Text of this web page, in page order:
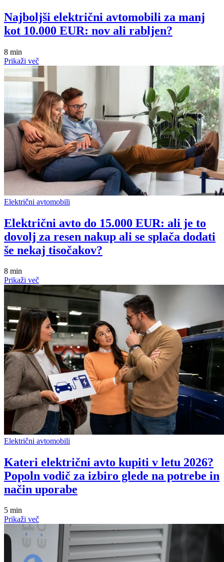
Najboljši električni avtomobili za manj
kot 10.000 EUR: nov ali rabljen?
8 min
Prikaži več
Električni avtomobili
Električni avto do 15.000 EUR: ali je to
dovolj za resen nakup ali se splača dodati
še nekaj tisočakov?
8 min
Prikaži več
Električni avtomobili
Kateri električni avto kupiti v letu 2026?
Popoln vodič za izbiro glede na potrebe in
način uporabe
5 min
Prikaži več